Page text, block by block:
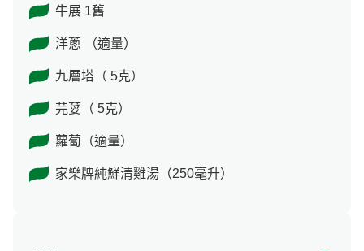
牛展 1舊
洋蔥 （適量）
九層塔（ 5克）
芫荽（ 5克）
蘿蔔（適量）
家樂牌純鮮清雞湯（250毫升）